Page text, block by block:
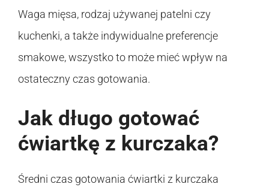
Waga mięsa, rodzaj używanej patelni czy
kuchenki, a także indywidualne preferencje
smakowe, wszystko to może mieć wpływ na
ostateczny czas gotowania.
Jak długo gotować
ćwiartkę z kurczaka?
Średni czas gotowania ćwiartki z kurczaka